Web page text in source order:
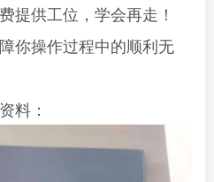
提供工位，学会再走！
你操作过程中的顺利无
料：